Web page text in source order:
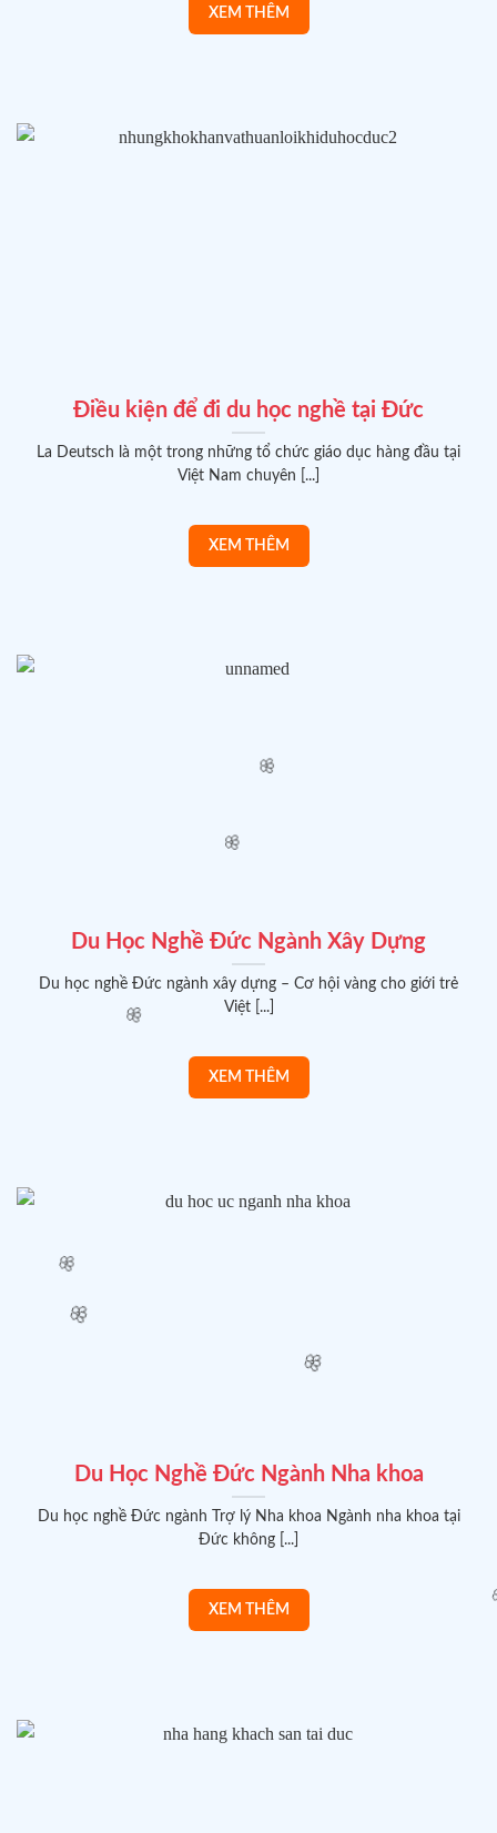
🌸
🌸
🌸
Điều kiện để đi du học nghề tại Đức
La Deutsch là một trong những tổ chức giáo dục hàng đầu tại
Việt Nam chuyên [...]
Du Học Nghề Đức Ngành Xây Dựng
Du học nghề Đức ngành xây dựng – Cơ hội vàng cho giới trẻ
Việt [...]
Du Học Nghề Đức Ngành Nha khoa
Du học nghề Đức ngành Trợ lý Nha khoa Ngành nha khoa tại
Đức không [...]